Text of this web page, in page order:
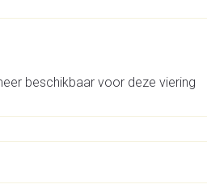
beschikbaar voor deze viering